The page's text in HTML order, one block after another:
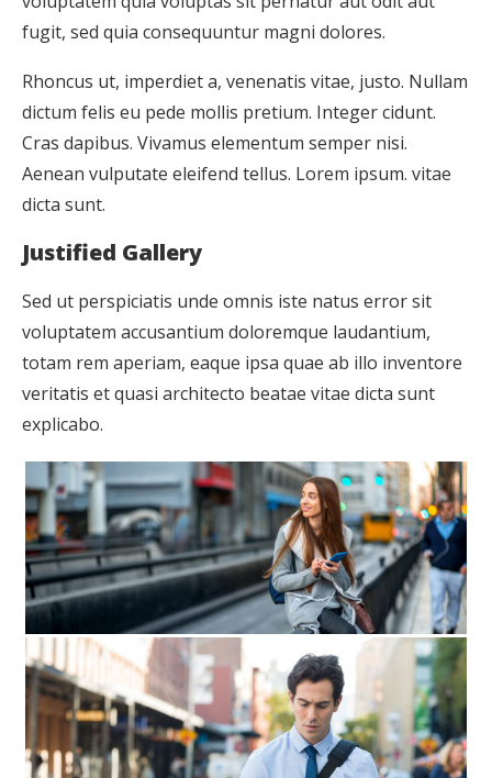
fugit, sed quia consequuntur magni dolores.
Rhoncus ut, imperdiet a, venenatis vitae, justo. Nullam
dictum felis eu pede mollis pretium. Integer cidunt.
Cras dapibus. Vivamus elementum semper nisi.
Aenean vulputate eleifend tellus. Lorem ipsum. vitae
dicta sunt.
Justified Gallery
Sed ut perspiciatis unde omnis iste natus error sit
voluptatem accusantium doloremque laudantium,
totam rem aperiam, eaque ipsa quae ab illo inventore
veritatis et quasi architecto beatae vitae dicta sunt
explicabo.